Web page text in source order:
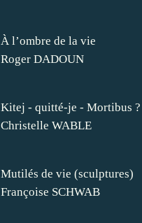
À l’ombre de la vie
Roger DADOUN
Kitej - quitté-je - Mortibus ?
Christelle WABLE
Mutilés de vie (sculptures)
Françoise SCHWAB